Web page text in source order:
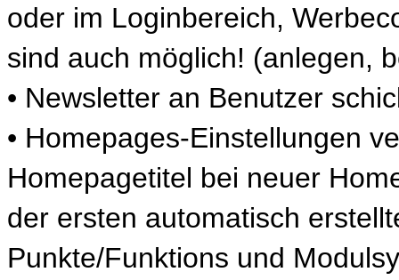
oder im Loginbereich,
sind auch möglich! (anlegen,
• Newsletter an Benutzer
• Homepages-Einstellungen
Homepagetitel bei neuer
der ersten automatisch
Punkte/Funktions und